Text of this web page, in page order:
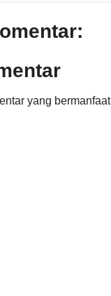
yang bermanfaat